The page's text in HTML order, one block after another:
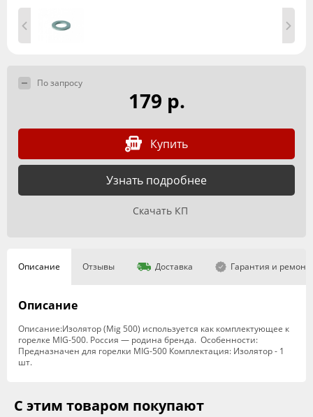
По запросу
179 р.
Купить
Узнать подробнее
Скачать КП
Описание Отзывы Доставка Гарантия и ремонт
Описание
Описание:Изолятор (Mig 500) используется как комплектующее к
горелке MIG-500. Россия — родина бренда. Особенности:
Предназначен для горелки MIG-500 Комплектация: Изолятор - 1
шт.
С этим товаром покупают